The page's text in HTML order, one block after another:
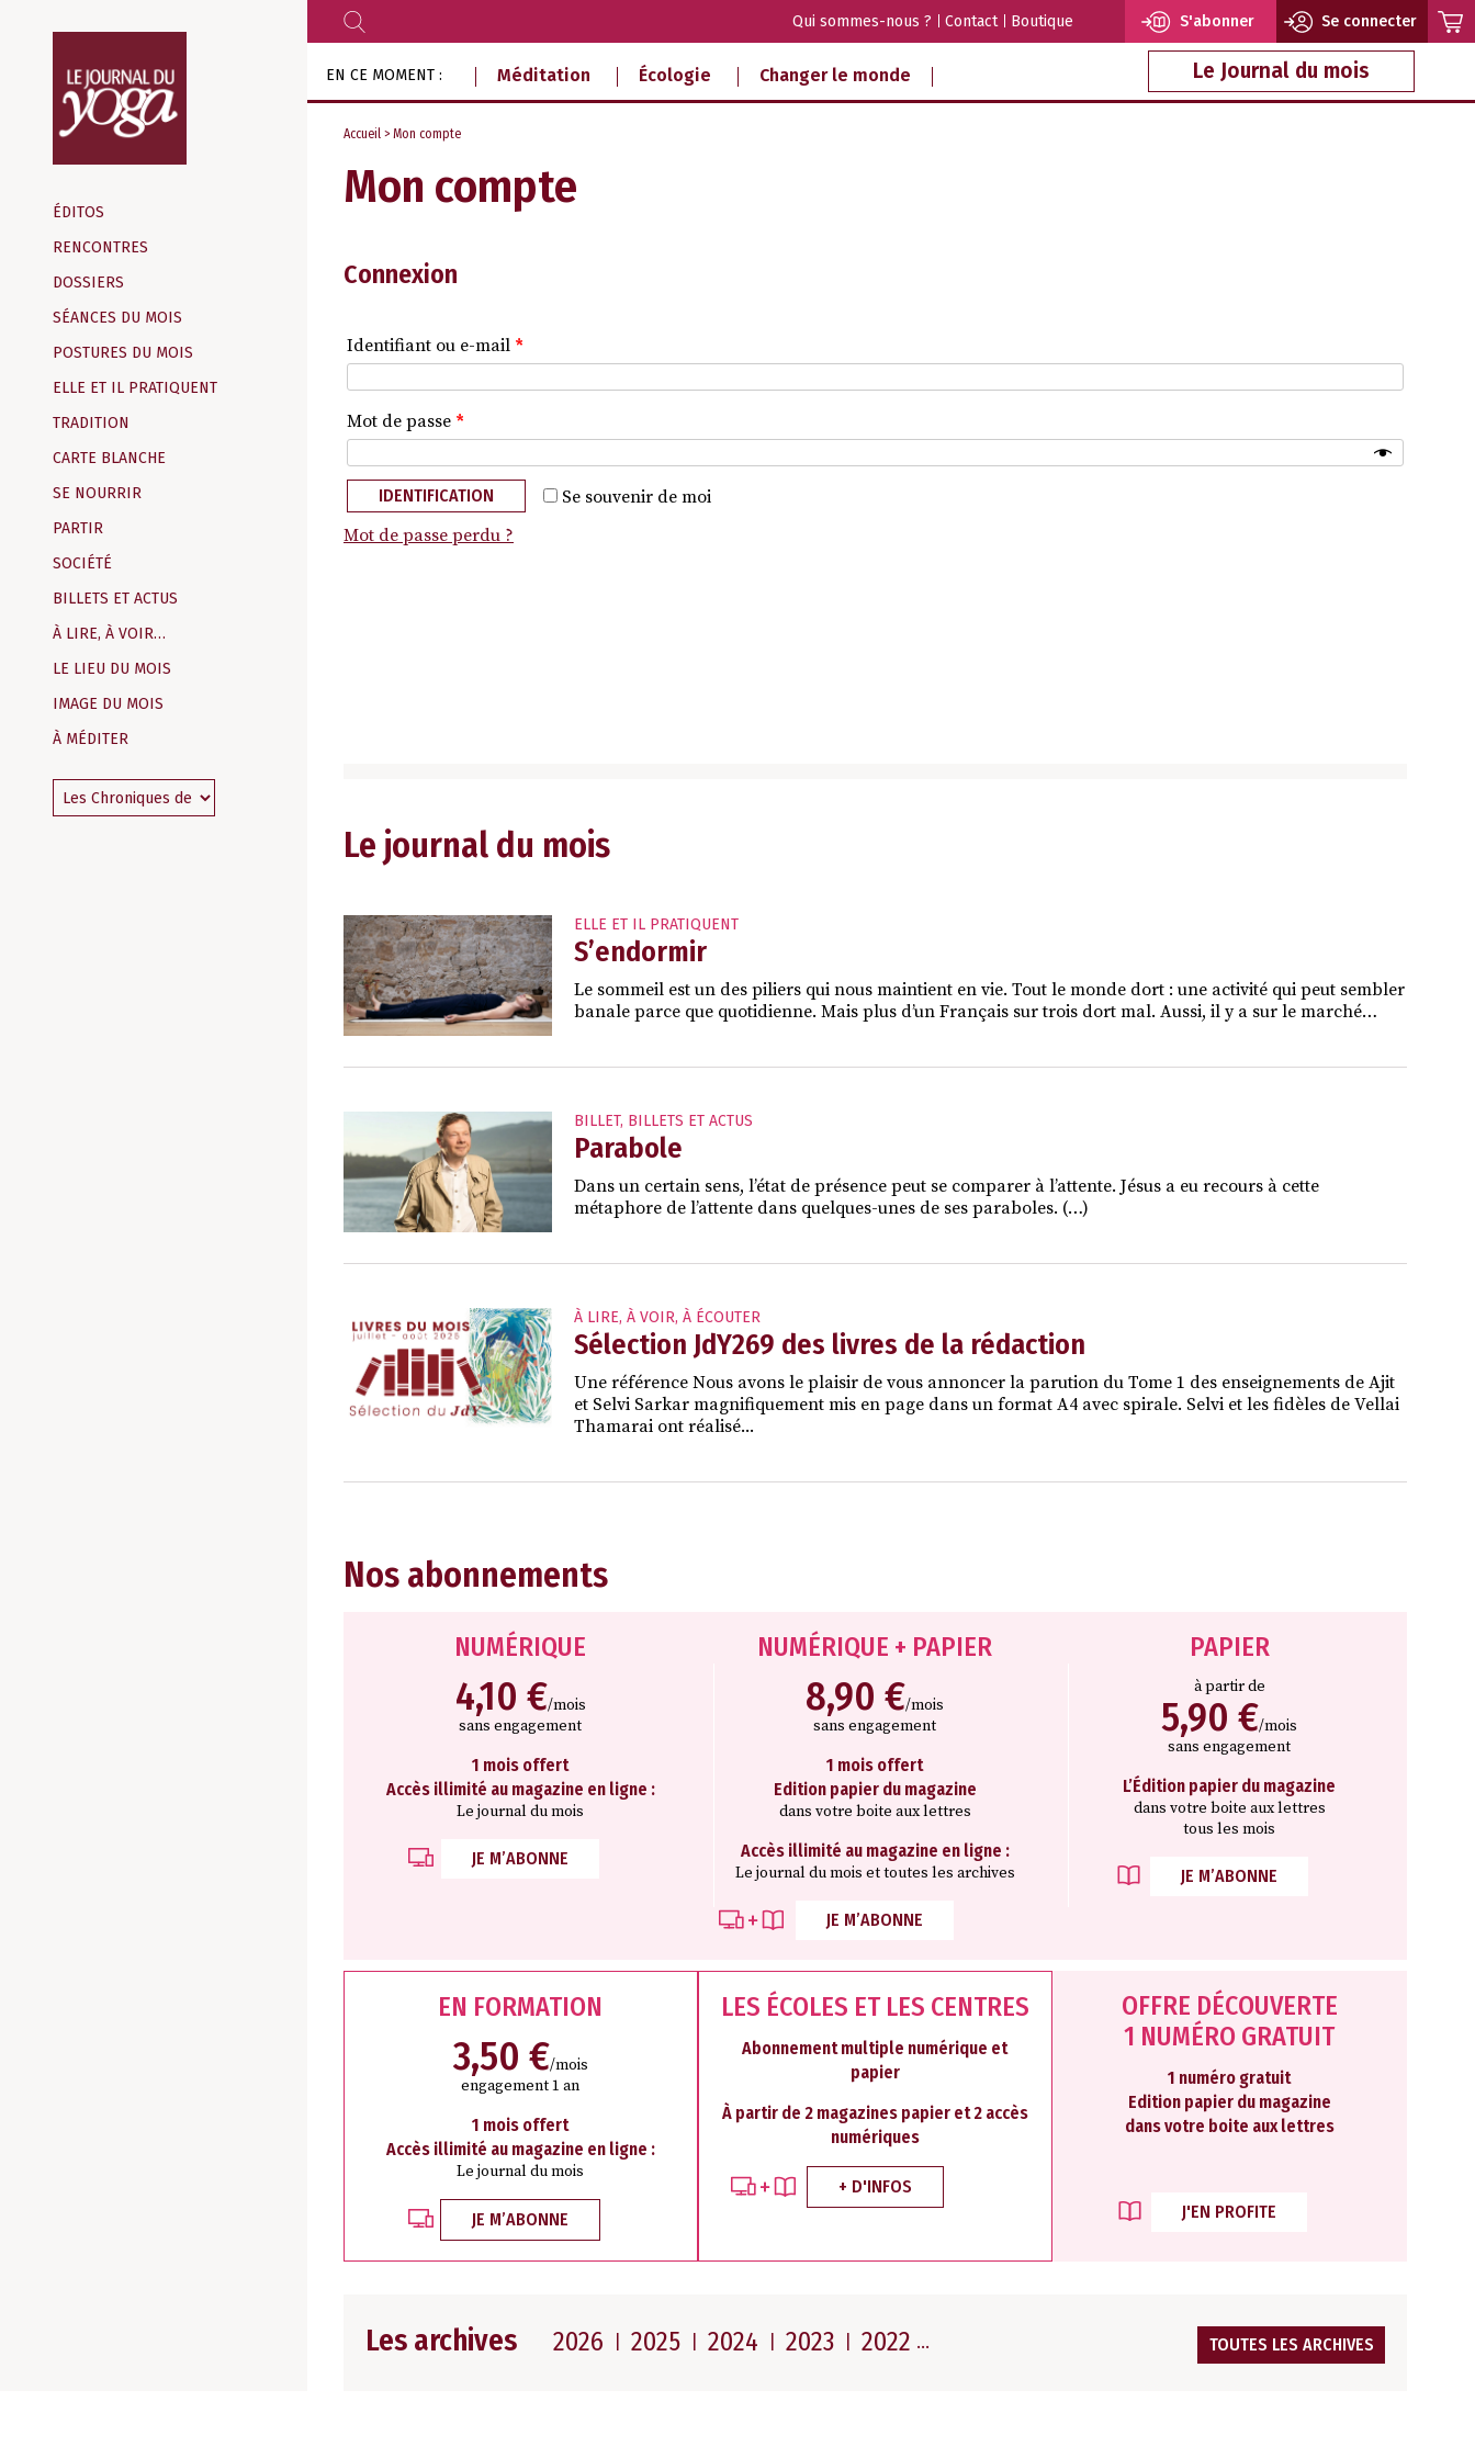
d‘information
indépendant
ÉDITOS
RENCONTRES
DOSSIERS
SÉANCES DU MOIS
POSTURES DU MOIS
ELLE ET IL PRATIQUENT
TRADITION
CARTE BLANCHE
SE NOURRIR
PARTIR
SOCIÉTÉ
BILLETS ET ACTUS
À LIRE, À VOIR…
LE LIEU DU MOIS
IMAGE DU MOIS
À MÉDITER
RECHERCHER Qui sommes-nous ? Contact Boutique S'abonner Se connecter
EN CE MOMENT : Méditation Écologie Changer le monde Le Journal du mois
Accueil > Mon compte
Mon compte
Connexion
Identifiant ou e-mail *
Mot de passe *
Se souvenir de moi
IDENTIFICATION
Mot de passe perdu ?
Le journal du mois
ELLE ET IL PRATIQUENT
S’endormir
Le sommeil est un des piliers qui nous maintient en vie. Tout le monde dort : une activité qui peut sembler
banale parce que quotidienne. Mais plus d’un Français sur trois dort mal. Aussi, il y a sur le marché…
BILLET, BILLETS ET ACTUS
Parabole
Dans un certain sens, l’état de présence peut se comparer à l’attente. Jésus a eu recours à cette
métaphore de l’attente dans quelques-unes de ses paraboles. (…)
À LIRE, À VOIR, À ÉCOUTER
Sélection JdY269 des livres de la rédaction
Une référence Nous avons le plaisir de vous annoncer la parution du Tome 1 des enseignements de Ajit
et Selvi Sarkar magnifiquement mis en page dans un format A4 avec spirale. Selvi et les fidèles de Vellai
Thamarai ont réalisé...
Nos abonnements
NUMÉRIQUE
4,10 €/mois
sans engagement
1 mois offert
Accès illimité au magazine en ligne :
Le journal du mois
JE M’ABONNE
NUMÉRIQUE + PAPIER
8,90 €/mois
sans engagement
1 mois offert
Edition papier du magazine
dans votre boite aux lettres
Accès illimité au magazine en ligne :
Le journal du mois et toutes les archives
JE M’ABONNE
PAPIER
à partir de
5,90 €/mois
sans engagement
L’Édition papier du magazine
dans votre boite aux lettres
tous les mois
JE M’ABONNE
EN FORMATION
3,50 €/mois
engagement 1 an
1 mois offert
Accès illimité au magazine en ligne :
Le journal du mois
JE M’ABONNE
LES ÉCOLES ET LES CENTRES
Abonnement multiple numérique et
papier
À partir de 2 magazines papier et 2 accès
numériques
+ D'INFOS
OFFRE DÉCOUVERTE
1 NUMÉRO GRATUIT
1 numéro gratuit
Edition papier du magazine
dans votre boite aux lettres
J'EN PROFITE
Les archives 2026 2025 2024 2023 2022 TOUTES LES ARCHIVES